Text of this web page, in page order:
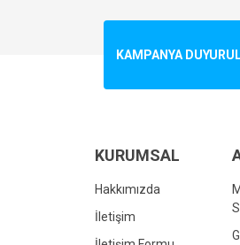
Ürün resmi
Bu ürüne benzer
KAMPANYA
KURUMSAL
Hakkımızda
İletişim